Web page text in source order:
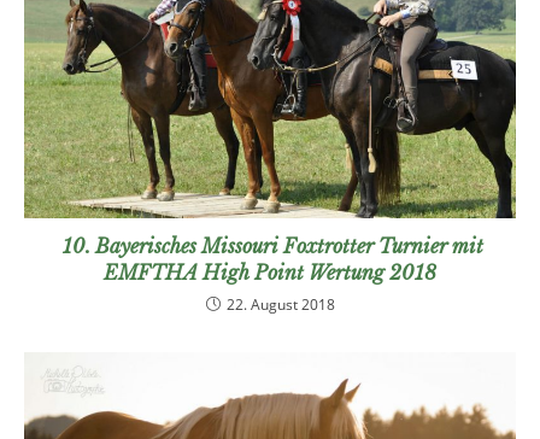
10. Bayerisches Missouri Foxtrotter Turnier mit
EMFTHA High Point Wertung 2018
22. August 2018